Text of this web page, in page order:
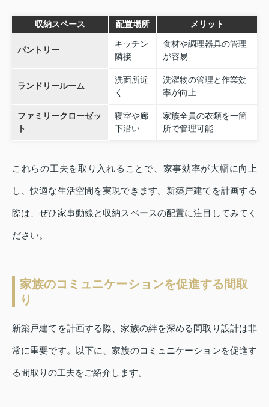
収納スペース 配置場所 メリット
パントリー
キッチン
隣接
食材や調理器具の管理
が容易
ランドリールーム
洗面所近
く
洗濯物の管理と作業効
率が向上
ファミリークローゼッ
ト
寝室や廊
下沿い
家族全員の衣類を一箇
所で管理可能
これらの工夫を取り入れることで、家事効率が大幅に向上
し、快適な生活空間を実現できます。新築戸建てを計画する
際は、ぜひ家事動線と収納スペースの配置に注目してみてく
ださい。
家族のコミュニケーションを促進する間取
り
新築戸建てを計画する際、家族の絆を深める間取り設計は非
常に重要です。以下に、家族のコミュニケーションを促進す
る間取りの工夫をご紹介します。